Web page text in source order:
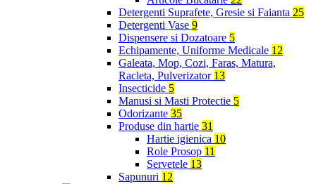
Detergenti Suprafete, Gresie si Faianta 25
Detergenti Vase 9
Dispensere si Dozatoare 5
Echipamente, Uniforme Medicale 12
Galeata, Mop, Cozi, Faras, Matura,
Racleta, Pulverizator 13
Insecticide 5
Manusi si Masti Protectie 5
Odorizante 35
Produse din hartie 31
Hartie igienica 10
Role Prosop 11
Servetele 13
Sapunuri 12